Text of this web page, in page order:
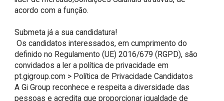
acordo com a função.
Submeta já a sua candidatura!
Os candidatos interessados, em cumprimento do
definido no Regulamento (UE) 2016/679 (RGPD), são
convidados a ler a política de privacidade em
pt.gigroup.com > Política de Privacidade Candidatos
A Gi Group reconhece e respeita a diversidade das
pessoas e acredita que proporcionar igualdade de